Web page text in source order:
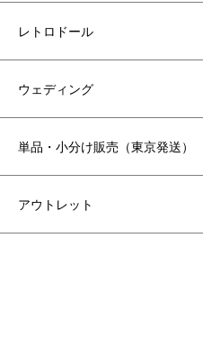
レトロドール
ウェディング
単品・小分け販売（東京発送）
アウトレット